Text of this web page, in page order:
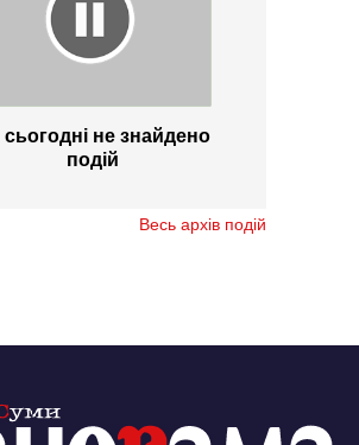
сьогодні не знайдено
подій
Весь архів подій